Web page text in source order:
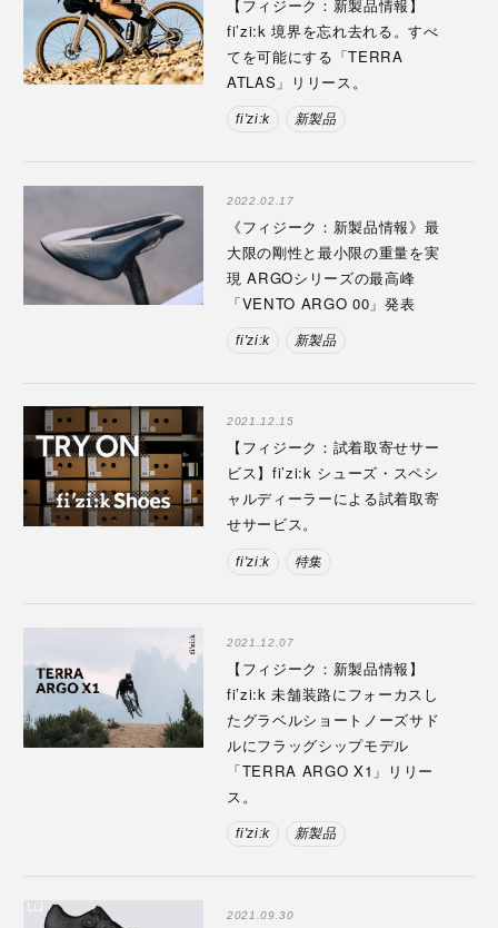
【フィジーク：新製品情報】
fi’zi:k 境界を忘れ去れる。すべ
てを可能にする「TERRA
ATLAS」リリース。
fi'zi:k 新製品
2022.02.17
《フィジーク：新製品情報》最
大限の剛性と最小限の重量を実
現 ARGOシリーズの最高峰
「VENTO ARGO 00」発表
fi'zi:k 新製品
2021.12.15
【フィジーク：試着取寄せサー
ビス】fi’zi:k シューズ・スペシ
ャルディーラーによる試着取寄
せサービス。
fi'zi:k 特集
2021.12.07
【フィジーク：新製品情報】
fi’zi:k 未舗装路にフォーカスし
たグラベルショートノーズサド
ルにフラッグシップモデル
「TERRA ARGO X1」リリー
ス。
fi'zi:k 新製品
2021.09.30